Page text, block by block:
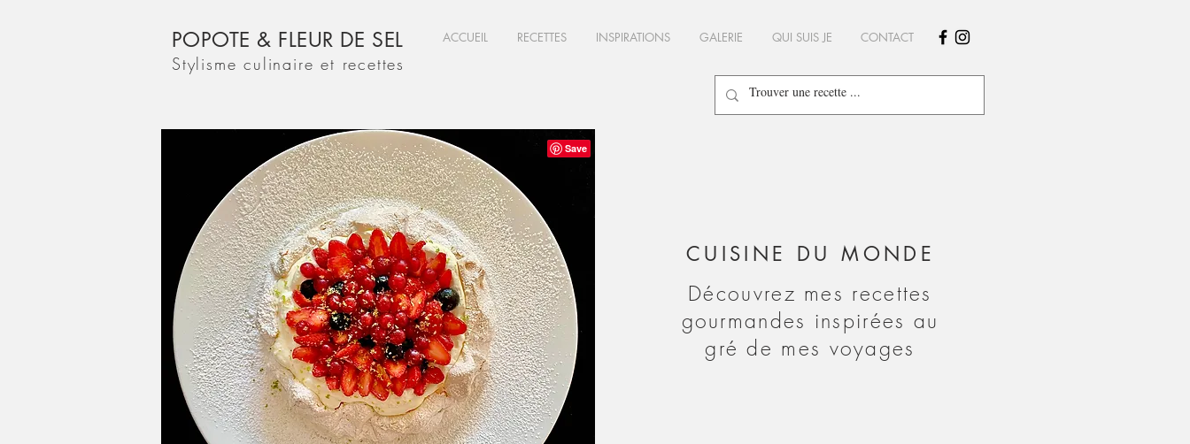
POPOTE & FLEUR DE SEL
Stylisme culinaire et recettes
ACCUEIL RECETTES INSPIRATIONS GALERIE QUI SUIS JE CONTACT
CUISINE DU MONDE
Découvrez mes recettes
gourmandes inspirées au
gré de mes voyages